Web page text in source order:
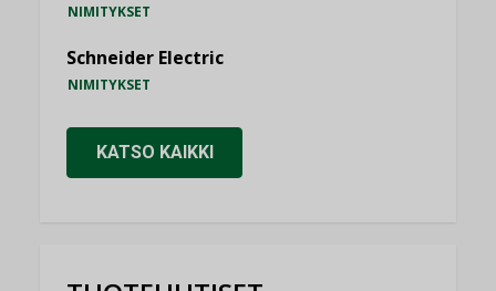
NIMITYKSET
Schneider Electric
NIMITYKSET
KATSO KAIKKI